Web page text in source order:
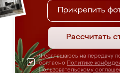
Прикрепить
Рассчитать
Я соглашаюсь на передачу
согласно Политике
Пользовательскому